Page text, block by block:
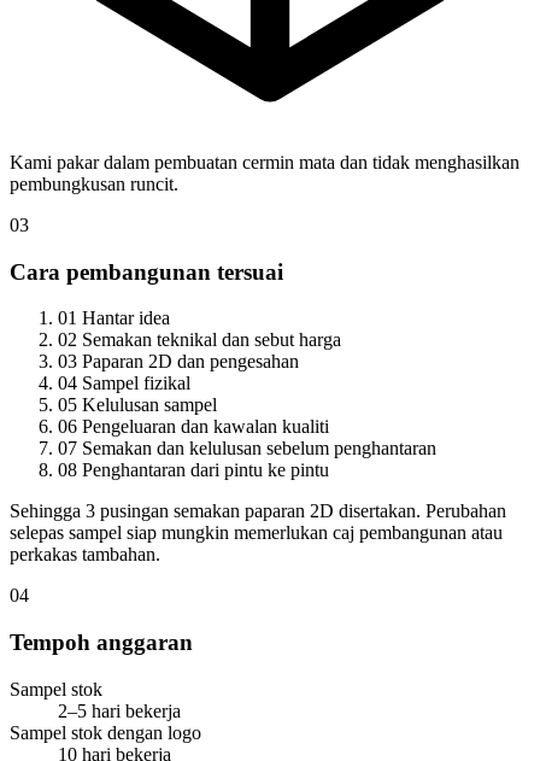
Kami pakar dalam pembuatan cermin mata dan tidak menghasilkan
pembungkusan runcit.
03
Cara pembangunan tersuai
01 Hantar idea
02 Semakan teknikal dan sebut harga
03 Paparan 2D dan pengesahan
04 Sampel fizikal
05 Kelulusan sampel
06 Pengeluaran dan kawalan kualiti
07 Semakan dan kelulusan sebelum penghantaran
08 Penghantaran dari pintu ke pintu
Sehingga 3 pusingan semakan paparan 2D disertakan. Perubahan
selepas sampel siap mungkin memerlukan caj pembangunan atau
perkakas tambahan.
04
Tempoh anggaran
Sampel stok
2–5 hari bekerja
Sampel stok dengan logo
10 hari bekerja